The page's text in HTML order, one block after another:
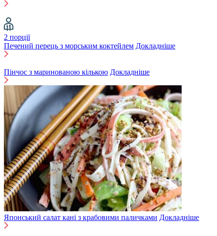
2 порції
Печений перець з морським коктейлем Докладніше
Пінчос з маринованою кількою Докладніше
Японський салат кані з крабовими паличками Докладніше